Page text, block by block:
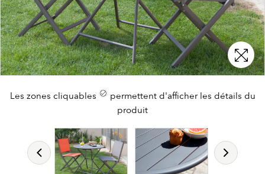
Les zones cliquables
permettent d'afficher les détails du
produit